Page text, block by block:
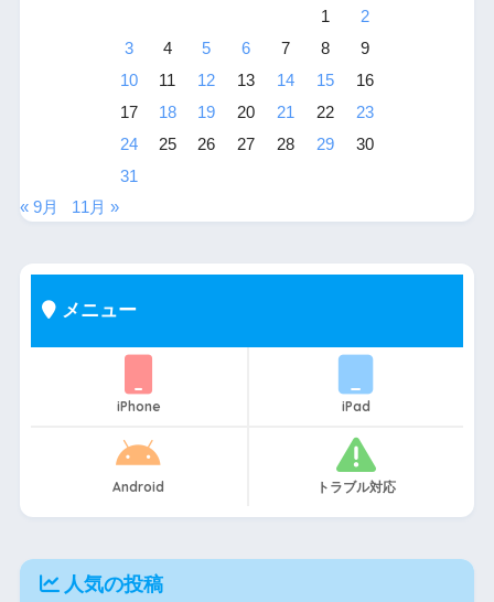
1
2
3
4 5 6 7 8
9
10
11 12 13 14 15
16
17
18 19 20 21 22
23
24
25 26 27 28 29
30
31
« 9月
11月 »
メニュー
iPhone iPad
Android トラブル対応
人気の投稿